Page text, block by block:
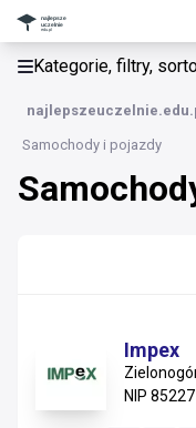
Kategorie, filtry,
Samochody i pojazdy
Motoryzacja i
Samochody i
Transport,
Impex
NIP